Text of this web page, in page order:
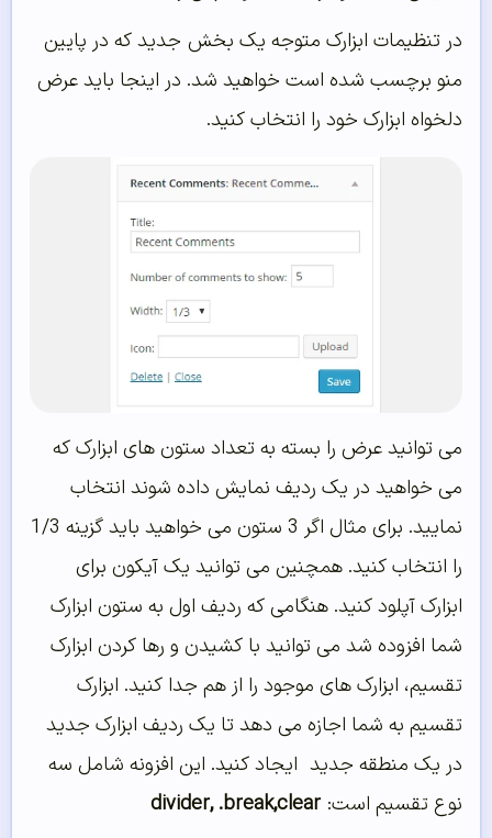
در تنظیمات ابزارک متوجه یک بخش جدید که در پایین
منو برچسب شده است خواهید شد. در اینجا باید عرض
دلخواه ابزارک خود را انتخاب کنید.
می توانید عرض را بسته به تعداد ستون های ابزارک که
می خواهید در یک ردیف نمایش داده شوند انتخاب
نمایید. برای مثال اگر 3 ستون می خواهید باید گزینه 1/3
را انتخاب کنید. همچنین می توانید یک آیکون برای
ابزارک آپلود کنید. هنگامی که ردیف اول به ستون ابزارک
شما افزوده شد می توانید با کشیدن و رها کردن ابزارک
تقسیم، ابزارک های موجود را از هم جدا کنید. ابزارک
تقسیم به شما اجازه می دهد تا یک ردیف ابزارک جدید
در یک منطقه جدید ایجاد کنید. این افزونه شامل سه
نوع تقسیم است:
divider,.break,clear